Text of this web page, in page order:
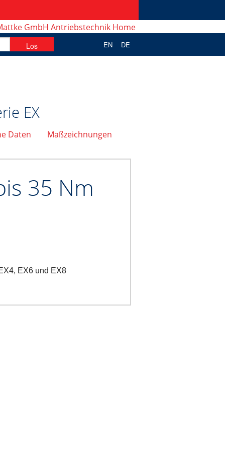
EN DE
EX
Daten
Maßzeichnungen
35 Nm
EX6 und EX8